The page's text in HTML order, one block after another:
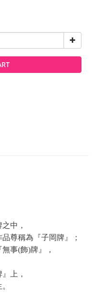
中，
尊稱為『子岡牌』；
事(飾)牌』，
上，